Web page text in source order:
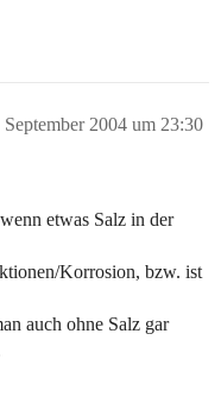
September 2004 um 23:30
etwas Salz in der
Korrosion, bzw. ist
auch ohne Salz gar